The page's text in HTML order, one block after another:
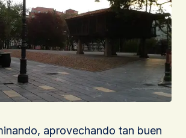
aprovechando tan buen